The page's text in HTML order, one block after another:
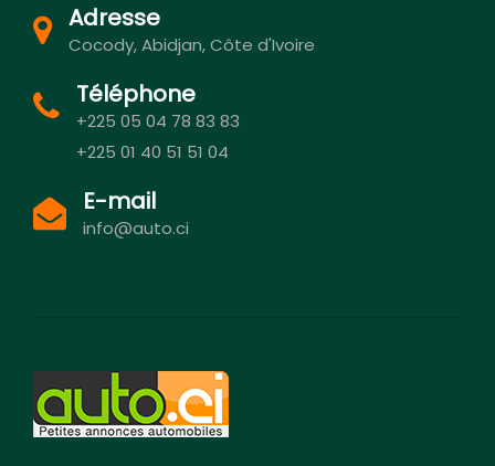
Adresse
Cocody, Abidjan, Côte d'Ivoire
Téléphone
+225 05 04 78 83 83
+225 01 40 51 51 04
E-mail
info@auto.ci